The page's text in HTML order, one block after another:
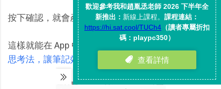
按下確認，就會產生一個三欄三列的表格。
這樣就能在 App 中做一些表格筆記：「
六種表格式
思考法，讓筆記效果立即加分
」。